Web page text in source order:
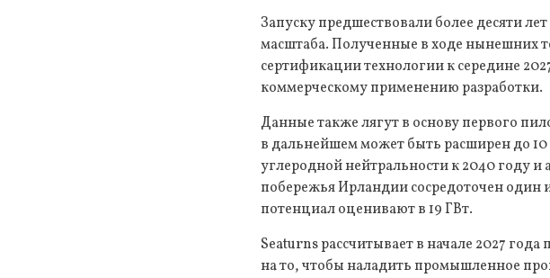
Запуску предшествовали более десяти
масштаба. Полученные в ходе нынешних
сертификации технологии к середине
коммерческому применению разработки.
Данные также лягут в основу первого
в дальнейшем может быть расширен до
углеродной нейтральности к 2040 году и
побережья Ирландии сосредоточен один
потенциал оценивают в 19 ГВт.
Seaturns рассчитывает в начале 2027
на то, чтобы наладить промышленное